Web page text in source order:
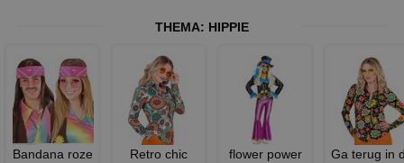
THEMA: HIPPIE
Bandana roze
Retro chic
flower power
Ga terug in